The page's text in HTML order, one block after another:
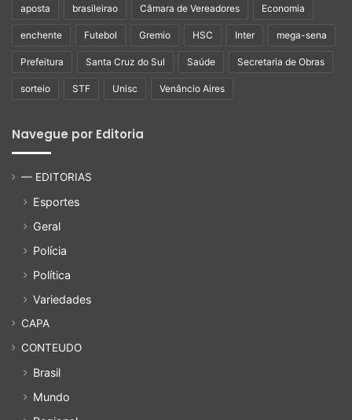
aposta brasileirao Câmara de Vereadores Economia
enchente Futebol Gremio HSC Inter mega-sena
Prefeitura Santa Cruz do Sul Saúde Secretaria de Obras
sorteio STF Unisc Venâncio Aires
Navegue por Editoria
— EDITORIAS
Esportes
Geral
Polícia
Política
Variedades
CAPA
CONTEUDO
Brasil
Mundo